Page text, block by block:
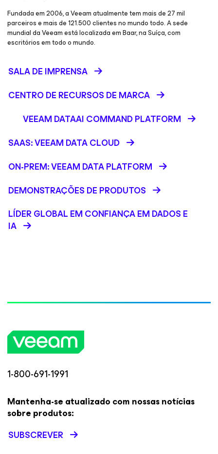
Fundada em 2006, a Veeam atualmente tem mais de 27 mil
parceiros e mais de 121.500 clientes no mundo todo. A sede
mundial da Veeam está localizada em Baar, na Suíça, com
escritórios em todo o mundo.
SALA DE IMPRENSA
CENTRO DE RECURSOS DE MARCA
VEEAM DATAAI COMMAND PLATFORM
SAAS: VEEAM DATA CLOUD
ON-PREM: VEEAM DATA PLATFORM
DEMONSTRAÇÕES DE PRODUTOS
LÍDER GLOBAL EM CONFIANÇA EM DADOS E
IA
1-800-691-1991
Mantenha-se atualizado com nossas notícias
sobre produtos:
SUBSCREVER